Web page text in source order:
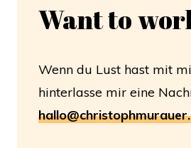
Want to
Wenn du Lust hast mit
hinterlasse mir eine